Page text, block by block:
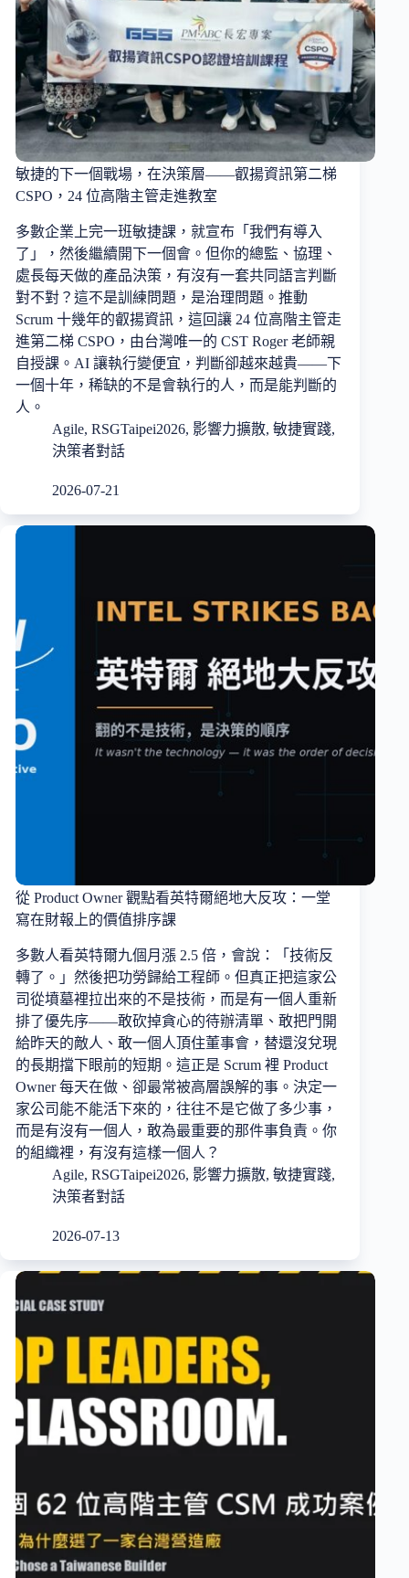
敏捷的下一個戰場，在決策層——叡揚資訊第二梯
CSPO，24 位高階主管走進教室
多數企業上完一班敏捷課，就宣布「我們有導入
了」，然後繼續開下一個會。但你的總監、協理、
處長每天做的產品決策，有沒有一套共同語言判斷
對不對？這不是訓練問題，是治理問題。推動
Scrum 十幾年的叡揚資訊，這回讓 24 位高階主管走
進第二梯 CSPO，由台灣唯一的 CST Roger 老師親
自授課。AI 讓執行變便宜，判斷卻越來越貴——下
一個十年，稀缺的不是會執行的人，而是能判斷的
人。
Agile, RSGTaipei2026, 影響力擴散, 敏捷實踐,
決策者對話
2026-07-21
從 Product Owner 觀點看英特爾絕地大反攻：一堂
寫在財報上的價值排序課
多數人看英特爾九個月漲 2.5 倍，會說：「技術反
轉了。」然後把功勞歸給工程師。但真正把這家公
司從墳墓裡拉出來的不是技術，而是有一個人重新
排了優先序——敢砍掉貪心的待辦清單、敢把門開
給昨天的敵人、敢一個人頂住董事會，替還沒兌現
的長期擋下眼前的短期。這正是 Scrum 裡 Product
Owner 每天在做、卻最常被高層誤解的事。決定一
家公司能不能活下來的，往往不是它做了多少事，
而是有沒有一個人，敢為最重要的那件事負責。你
的組織裡，有沒有這樣一個人？
Agile, RSGTaipei2026, 影響力擴散, 敏捷實踐,
決策者對話
2026-07-13